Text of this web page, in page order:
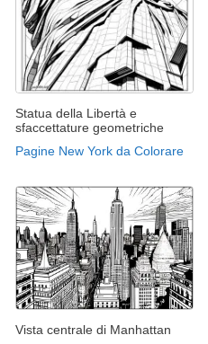
Statua della Libertà e
sfaccettature geometriche
Pagine New York da Colorare
Vista centrale di Manhattan